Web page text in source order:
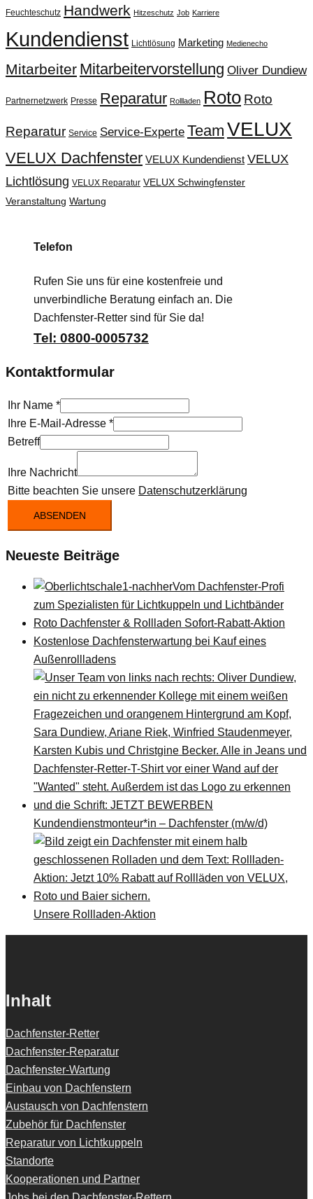
Feuchteschutz Handwerk Hitzeschutz Job Karriere
Kundendienst Lichtlösung Marketing Medienecho
Mitarbeiter Mitarbeitervorstellung Oliver Dundiew
Partnernetzwerk Presse Reparatur Rollladen Roto Roto
Reparatur Service Service-Experte Team VELUX
VELUX Dachfenster VELUX Kundendienst VELUX
Lichtlösung VELUX Reparatur VELUX Schwingfenster
Veranstaltung Wartung
Telefon
Rufen Sie uns für eine kostenfreie und
unverbindliche Beratung einfach an. Die
Dachfenster-Retter sind für Sie da!
Tel: 0800-0005732
Kontaktformular
Ihr Name *
Ihre E-Mail-Adresse *
Betreff
Ihre Nachricht
Bitte beachten Sie unsere Datenschutzerklärung
ABSENDEN
Neueste Beiträge
Vom Dachfenster-Profi
zum Spezialisten für Lichtkuppeln und Lichtbänder
Roto Dachfenster & Rollladen Sofort-Rabatt-Aktion
Kostenlose Dachfensterwartung bei Kauf eines
Außenrollladens
Kundendienstmonteur*in – Dachfenster (m/w/d)
Unsere Rollladen-Aktion
Inhalt
Dachfenster-Retter
Dachfenster-Reparatur
Dachfenster-Wartung
Einbau von Dachfenstern
Austausch von Dachfenstern
Zubehör für Dachfenster
Reparatur von Lichtkuppeln
Standorte
Kooperationen und Partner